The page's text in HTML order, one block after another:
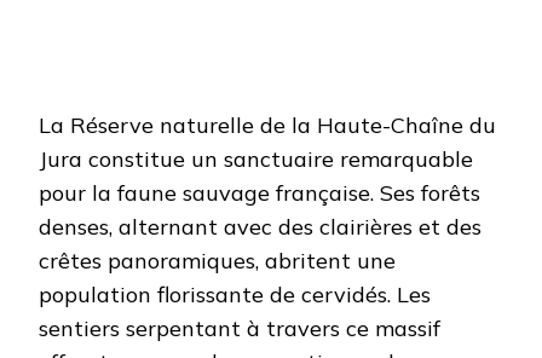
La Réserve naturelle de la Haute-Chaîne du
Jura constitue un sanctuaire remarquable
pour la faune sauvage française. Ses forêts
denses, alternant avec des clairières et des
crêtes panoramiques, abritent une
population florissante de cervidés. Les
sentiers serpentant à travers ce massif